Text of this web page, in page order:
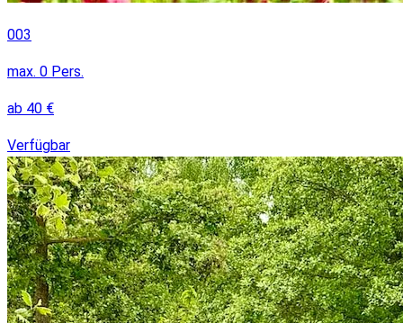
003
max. 0 Pers.
ab 40 €
Verfügbar